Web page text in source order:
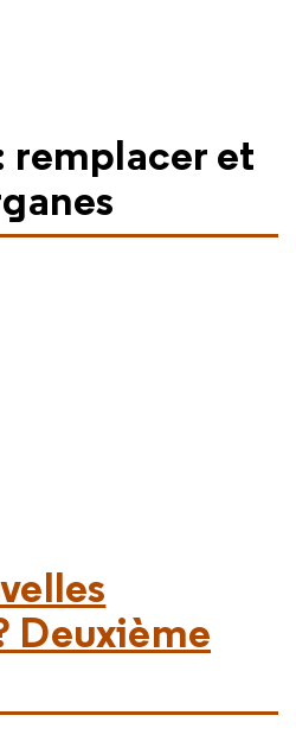
remplacer et
Deuxième